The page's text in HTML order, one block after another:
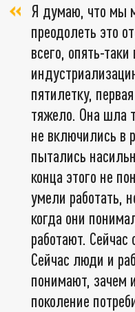
Я думаю, что мы
преодолеть это
всего, опять-
пятилетку,
тяжело. Она шла
не включились в
пытались
конца этого не
умели работать,
когда они
работают.
Сейчас люди и
понимают, зачем
поколение